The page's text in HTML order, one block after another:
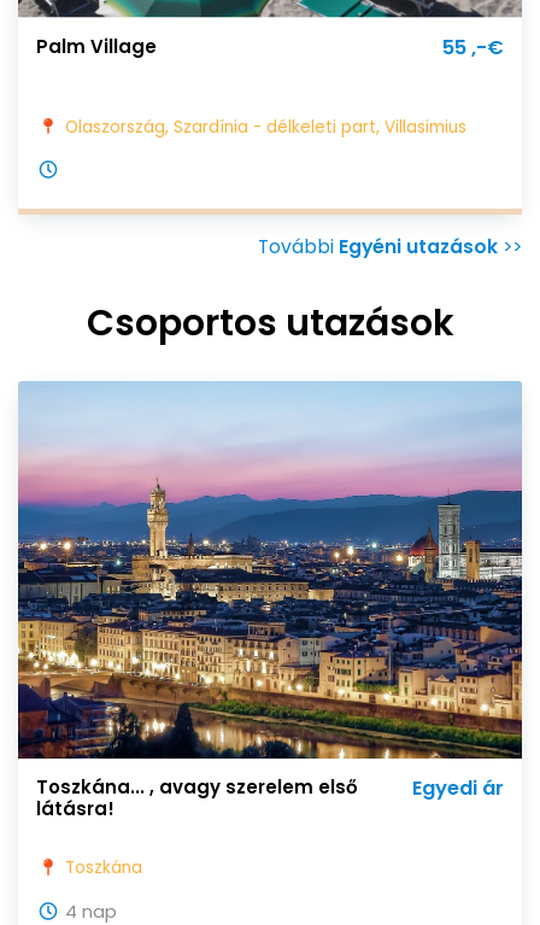
Palm Village 55 ,-€
Olaszország, Szardínia - délkeleti part, Villasimius
További Egyéni utazások >>
Csoportos utazások
Toszkána... , avagy szerelem első
látásra!
Egyedi ár
Toszkána
4 nap